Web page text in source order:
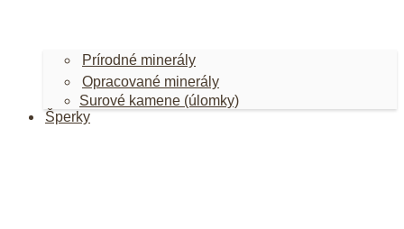
Prírodné minerály
Opracované minerály
Surové kamene (úlomky)
Šperky